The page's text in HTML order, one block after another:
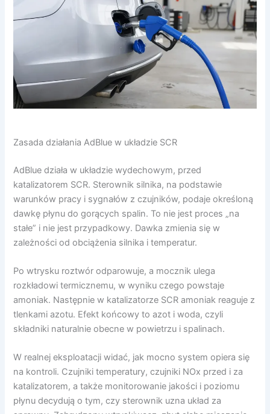
Zasada działania AdBlue w układzie SCR
AdBlue działa w układzie wydechowym, przed
katalizatorem SCR. Sterownik silnika, na podstawie
warunków pracy i sygnałów z czujników, podaje określoną
dawkę płynu do gorących spalin. To nie jest proces „na
stałe” i nie jest przypadkowy. Dawka zmienia się w
zależności od obciążenia silnika i temperatur.
Po wtrysku roztwór odparowuje, a mocznik ulega
rozkładowi termicznemu, w wyniku czego powstaje
amoniak. Następnie w katalizatorze SCR amoniak reaguje z
tlenkami azotu. Efekt końcowy to azot i woda, czyli
składniki naturalnie obecne w powietrzu i spalinach.
W realnej eksploatacji widać, jak mocno system opiera się
na kontroli. Czujniki temperatury, czujniki NOx przed i za
katalizatorem, a także monitorowanie jakości i poziomu
płynu decydują o tym, czy sterownik uzna układ za